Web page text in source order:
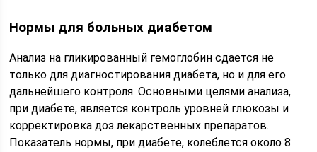
Нормы для больных диабетом
Анализ на гликированный гемоглобин сдается не
только для диагностирования диабета, но и для его
дальнейшего контроля. Основными целями анализа,
при диабете, является контроль уровней глюкозы и
корректировка доз лекарственных препаратов.
Показатель нормы, при диабете, колеблется около 8